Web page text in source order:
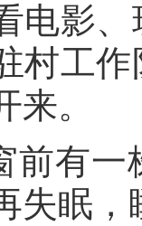
电影
工作
来。
前有一
失眠